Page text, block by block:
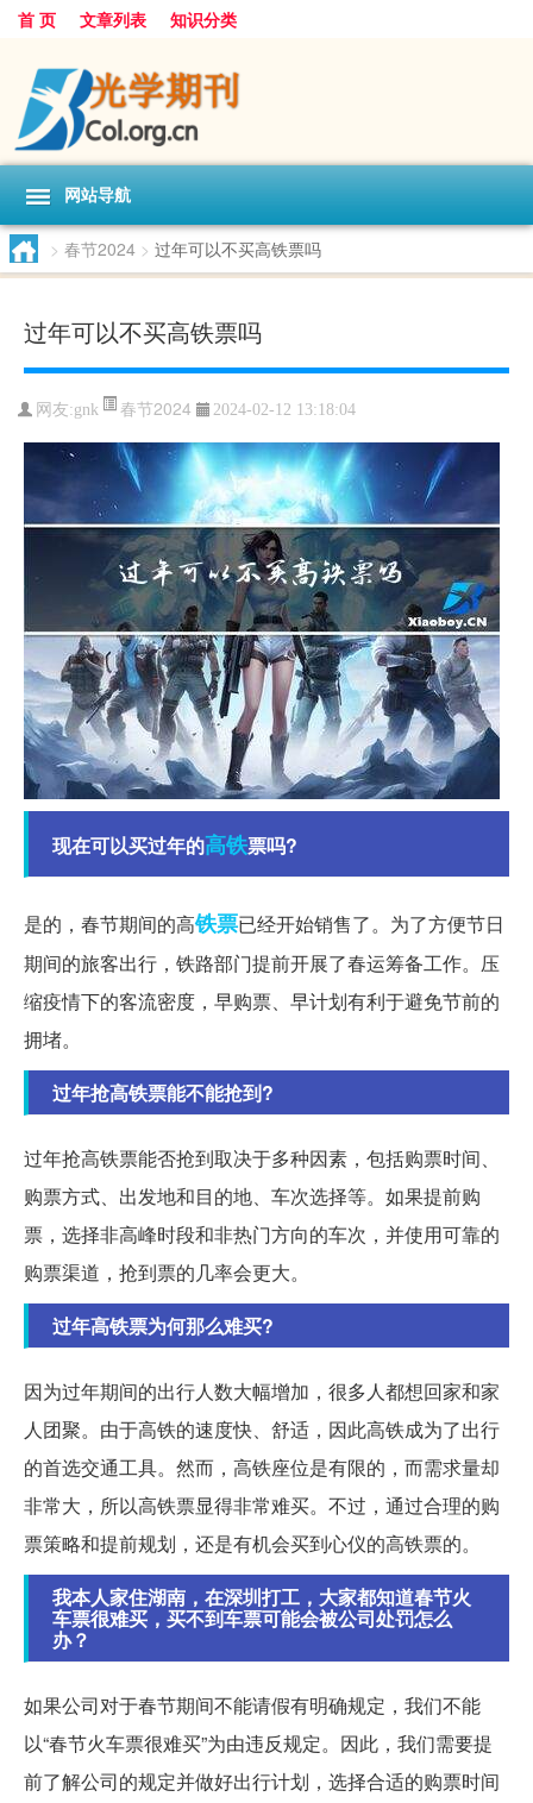
首 页 文章列表 知识分类
网站导航
> 春节2024 > 过年可以不买高铁票吗
过年可以不买高铁票吗
网友:gnk 春节2024 2024-02-12 13:18:04
现在可以买过年的高铁票吗?
是的，春节期间的高铁票已经开始销售了。为了方便节日
期间的旅客出行，铁路部门提前开展了春运筹备工作。压
缩疫情下的客流密度，早购票、早计划有利于避免节前的
拥堵。
过年抢高铁票能不能抢到?
过年抢高铁票能否抢到取决于多种因素，包括购票时间、
购票方式、出发地和目的地、车次选择等。如果提前购
票，选择非高峰时段和非热门方向的车次，并使用可靠的
购票渠道，抢到票的几率会更大。
过年高铁票为何那么难买?
因为过年期间的出行人数大幅增加，很多人都想回家和家
人团聚。由于高铁的速度快、舒适，因此高铁成为了出行
的首选交通工具。然而，高铁座位是有限的，而需求量却
非常大，所以高铁票显得非常难买。不过，通过合理的购
票策略和提前规划，还是有机会买到心仪的高铁票的。
我本人家住湖南，在深圳打工，大家都知道春节火
车票很难买，买不到车票可能会被公司处罚怎么
办？
如果公司对于春节期间不能请假有明确规定，我们不能
以“春节火车票很难买”为由违反规定。因此，我们需要提
前了解公司的规定并做好出行计划，选择合适的购票时间